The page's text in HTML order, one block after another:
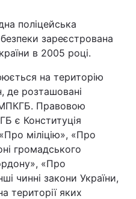
поліцейська
зареєстрована
в 2005 році.
на територію
де розташовані
МПКГБ. Правовою
є Конституція
міліцію», «Про
громадського
«Про
чинні закони України,
території яких